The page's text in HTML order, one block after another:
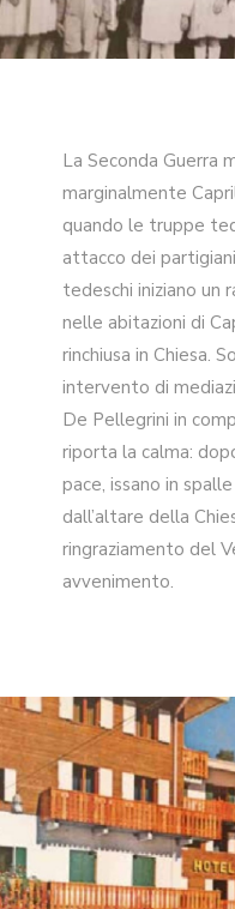
La Seconda Guerra
marginalmente
quando le truppe
attacco dei
tedeschi iniziano
nelle abitazioni di
rinchiusa in Chiesa.
intervento di
De Pellegrini in
riporta la calma:
pace, issano in
dall’altare della
ringraziamento del
avvenimento.